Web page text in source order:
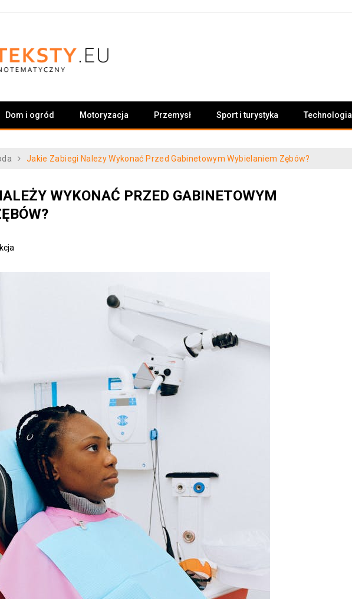
Dom i ogród Motoryzacja Przemysł Sport i turystyka Technologia
Jakie Zabiegi Należy Wykonać Przed Gabinetowym Wybielaniem Zębów?
WYKONAĆ PRZED GABINETOWYM